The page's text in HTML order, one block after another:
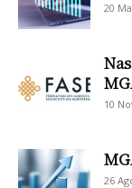
20
10
26